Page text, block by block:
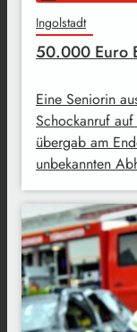
Ingolstadt
50.000 Euro
Eine Seniorin
Schockanruf
übergab am
unbekannten